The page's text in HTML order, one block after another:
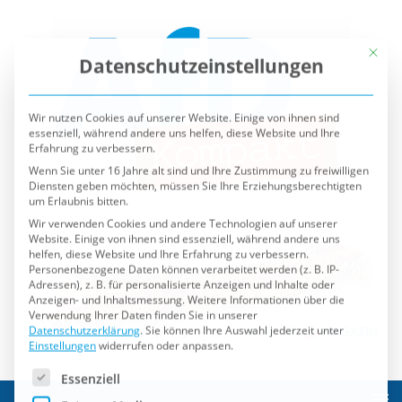
Datenschutzeinstellungen
Wir nutzen Cookies auf unserer Website. Einige von ihnen sind
Erfahrung zu verbessern.
Wenn Sie unter 16 Jahre alt sind und Ihre Zustimmung zu freiwilligen
um Erlaubnis bitten.
Wir verwenden Cookies und andere Technologien auf unserer
helfen, diese Website und Ihre Erfahrung zu verbessern.
Personenbezogene Daten können verarbeitet werden (z. B. IP-
Adressen), z. B. für personalisierte Anzeigen und Inhalte oder
Anzeigen- und Inhaltsmessung.Weitere Informationen über die
Verwendung Ihrer Daten finden Sie in unserer
Datenschutzerklärung.Sie können Ihre Auswahl jederzeit unter
Einstellungenwiderrufen oder anpassen.
Es folgt eine Liste der Service-Gruppen, für die eine
Essenziell
Externe Medien